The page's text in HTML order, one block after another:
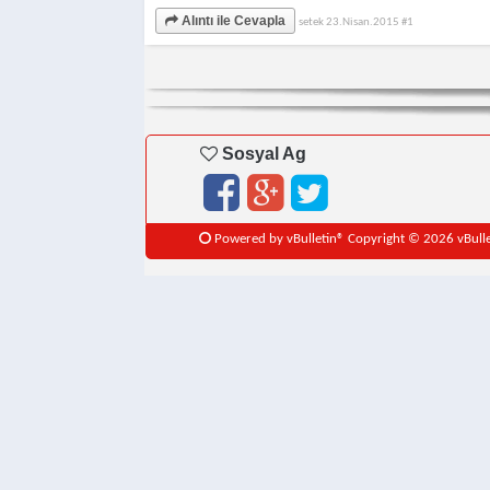
Alıntı ile Cevapla setek23.Nisan.2015 #1
Sosyal Ag
Powered by vBulletin® Copyright © 2026